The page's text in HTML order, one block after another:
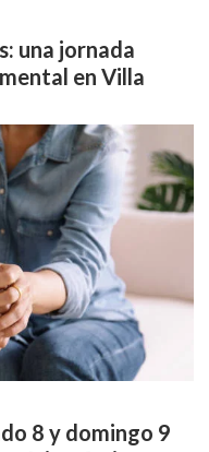
una jornada
en Villa
8 y domingo 9